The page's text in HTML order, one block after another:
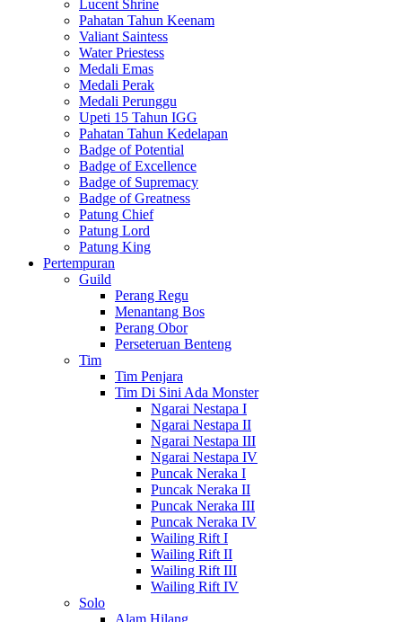
Lucent Shrine
Pahatan Tahun Keenam
Valiant Saintess
Water Priestess
Medali Emas
Medali Perak
Medali Perunggu
Upeti 15 Tahun IGG
Pahatan Tahun Kedelapan
Badge of Potential
Badge of Excellence
Badge of Supremacy
Badge of Greatness
Patung Chief
Patung Lord
Patung King
Pertempuran
Guild
Perang Regu
Menantang Bos
Perang Obor
Perseteruan Benteng
Tim
Tim Penjara
Tim Di Sini Ada Monster
Ngarai Nestapa I
Ngarai Nestapa II
Ngarai Nestapa III
Ngarai Nestapa IV
Puncak Neraka I
Puncak Neraka II
Puncak Neraka III
Puncak Neraka IV
Wailing Rift I
Wailing Rift II
Wailing Rift III
Wailing Rift IV
Solo